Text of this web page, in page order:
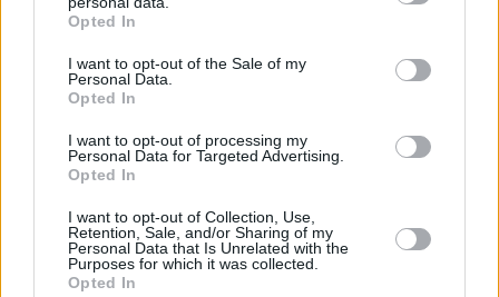
grant or deny consent to Google and its third-party tags to
use your data for below specified purposes in below Google
consent section.
Opted In
I want to opt-out of the Sale of my
Personal Data.
Opted In
I want to opt-out of processing my
Personal Data for Targeted Advertising.
Opted In
I want to opt-out of Collection, Use,
Retention, Sale, and/or Sharing of my
Personal Data that Is Unrelated with the
Purposes for which it was collected.
Opted In
«Μπαϊράκι» του Νετανιάχου, απορρίπτει το ειρηνευτικό
σχέδιο του Τραμπ για τη Γάζα: Δεν αποσύρουμε τον
στρατό μέχρι να αφοπλιστεί εντελώς η Χαμάς
Επιχειρούν ισχυρές επίγειες δυνάμεις και έξι εναέρια,
βίντεο
πριν 28 λεπτά
Διακοπές στο Ηράκλειο: Εξερευνώντας την πόλη και τα
χωριά του
πριν 33 λεπτά